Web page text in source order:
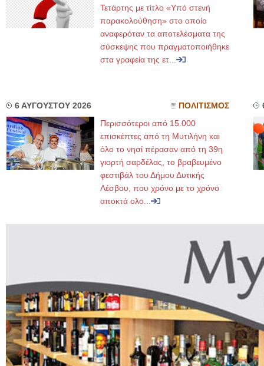
Τετάρτης με τίτλο «Υπό στενή
παρακολούθηση» στο οποίο
αναφερόταν τα αποτελέσματα της
σύσκεψης που πραγματοποιήθηκε
στα γραφεία της ετ...
6 ΑΥΓΟΥΣΤΟΥ 2026 ΠΟΛΙΤΙΣΜΟΣ
Περισσότεροι από 15.000
επισκέπτες από τη Μυτιλήνη και
όλο το νησί πέρασαν από τη 39η
γιορτή σαρδέλας, το βραβευμένο
φεστιβάλ του Δήμου Δυτικής
Λέσβου, που χρόνο με το χρόνο
αποκτά ολο...